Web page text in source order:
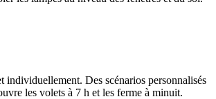
individuellement. Des scénarios personnalisés
les volets à 7 h et les ferme à minuit.